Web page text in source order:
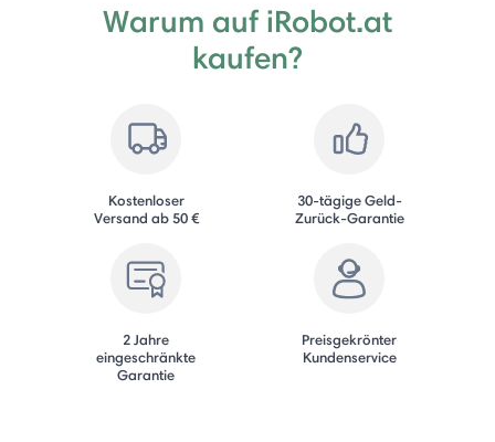
Warum auf iRobot.at
kaufen?
Kostenloser
Versand ab 50 €
30-tägige Geld-
Zurück-Garantie
2 Jahre
eingeschränkte
Garantie
Preisgekrönter
Kundenservice